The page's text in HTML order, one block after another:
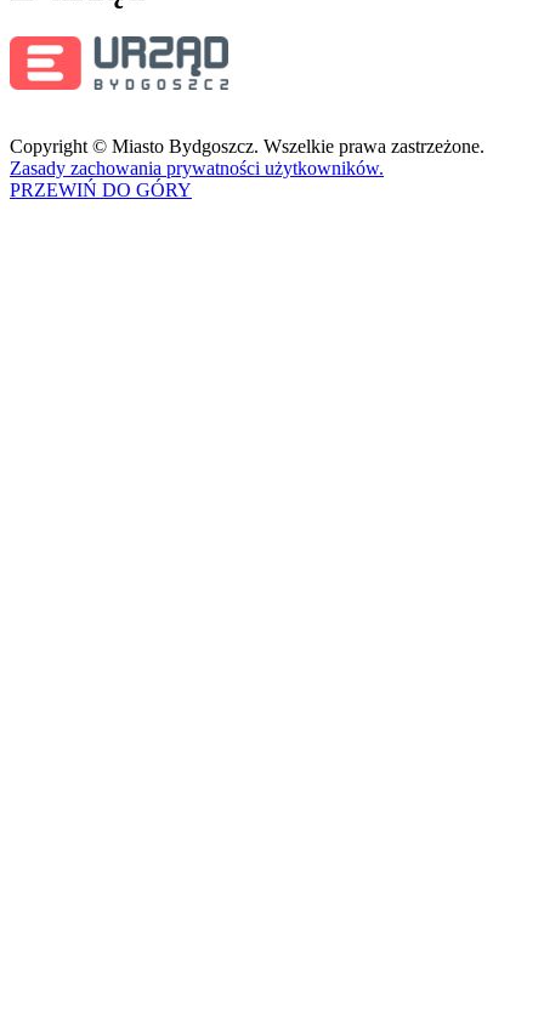
Copyright © Miasto Bydgoszcz. Wszelkie prawa zastrzeżone.
Zasady zachowania prywatności użytkowników.
PRZEWIŃ DO GÓRY